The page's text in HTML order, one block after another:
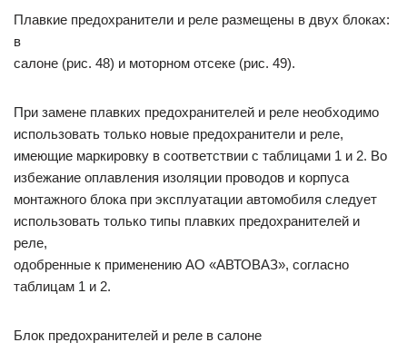
Плавкие предохранители и реле размещены в двух блоках:
в
салоне (рис. 48) и моторном отсеке (рис. 49).
При замене плавких предохранителей и реле необходимо
использовать только новые предохранители и реле,
имеющие маркировку в соответствии с таблицами 1 и 2. Во
избежание оплавления изоляции проводов и корпуса
монтажного блока при эксплуатации автомобиля следует
использовать только типы плавких предохранителей и
реле,
одобренные к применению АО «АВТОВАЗ», согласно
таблицам 1 и 2.
Блок предохранителей и реле в салоне